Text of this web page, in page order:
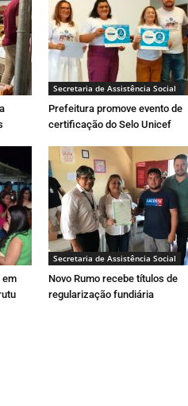
Secretaria de Assistência Social
Prefeitura promove evento de
certificação do Selo Unicef
em
Secretaria de Assistência Social
Novo Rumo recebe títulos de
regularização fundiária